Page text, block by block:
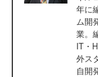
年に
ム開
業。
IT・
外ス
自開